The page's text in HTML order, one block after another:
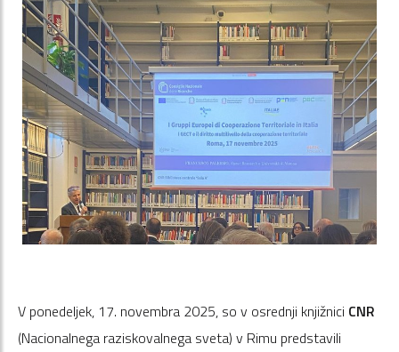
V ponedeljek, 17. novembra 2025, so v osrednji knjižnici CNR
(Nacionalnega raziskovalnega sveta) v Rimu predstavili